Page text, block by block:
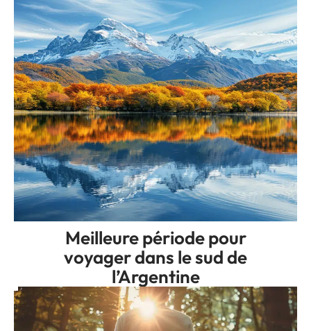
Meilleure période pour
voyager dans le sud de
l’Argentine